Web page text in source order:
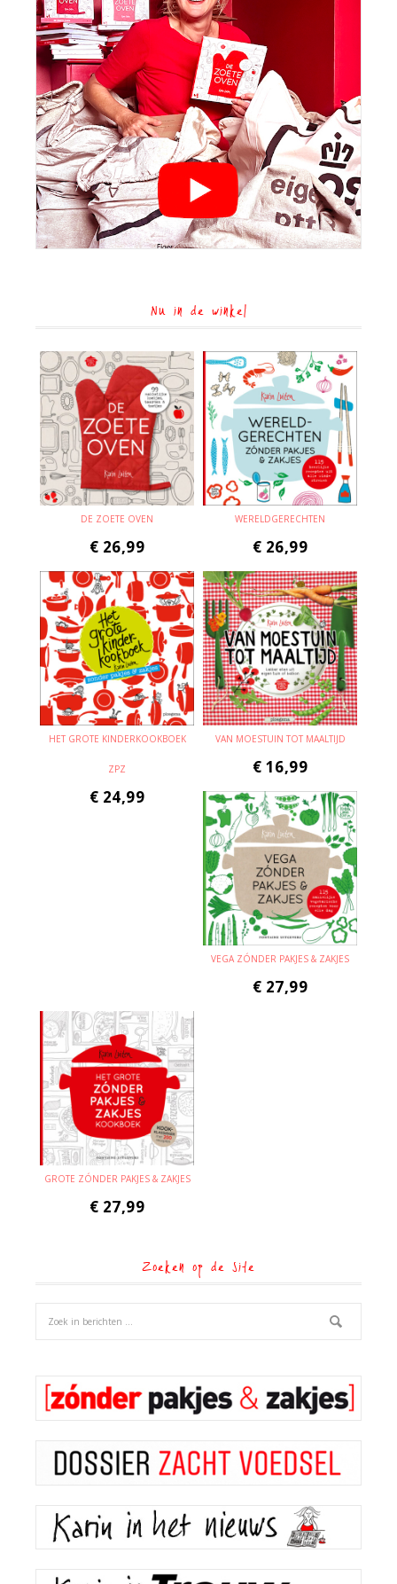
Nu in de winkel
DE ZOETE OVEN
€ 26,99
WERELDGERECHTEN
€ 26,99
HET GROTE KINDERKOOKBOEK
ZPZ
€ 24,99
VAN MOESTUIN TOT MAALTIJD
€ 16,99
VEGA ZÓNDER PAKJES & ZAKJES
€ 27,99
GROTE ZÓNDER PAKJES & ZAKJES
€ 27,99
Zoeken op de site